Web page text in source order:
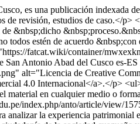
es una publicación indexada
revisión, estudios de caso.</p>
&nbsp;dicho
estén de acuerdo &nbsp;con
fatcat.wiki/container/
San Antonio Abad del Cusco es-ES
alt="Licencia de Creative
4.0 Internacional</a>.</p>
material en cualquier medio o
index.php/anto/article/view/
la experiencia patrimonial